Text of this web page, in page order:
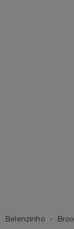
Belenzinho